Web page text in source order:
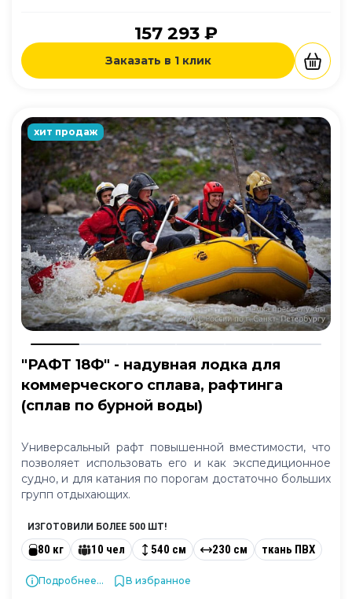
157 293 ₽
Заказать в 1 клик
хит продаж
"РАФТ 18Ф" - надувная лодка для
коммерческого сплава, рафтинга
(сплав по бурной воды)
Универсальный рафт повышенной вместимости, что
позволяет использовать его и как экспедиционное
судно, и для катания по порогам достаточно больших
групп отдыхающих.
ИЗГОТОВИЛИ БОЛЕЕ 500 ШТ!
80 кг 10 чел 540 см 230 см ткань ПВХ
Подробнее... В избранное